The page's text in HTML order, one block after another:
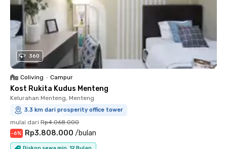
360
Coliving • Campur
Kost Rukita Kudus Menteng
Kelurahan Menteng, Menteng
3.3 km dari prosperity office tower
mulai dari Rp4.068.000
-6% Rp3.808.000 /bulan